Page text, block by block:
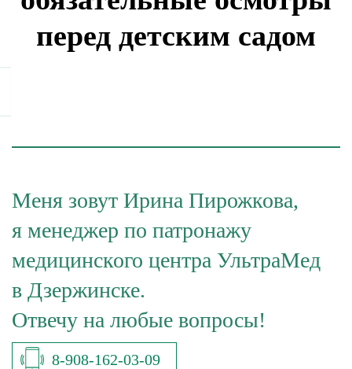
перед детским садом
Меня зовут Ирина Пирожкова,
я менеджер по патронажу
медицинского центра УльтраМед
в Дзержинске.
Отвечу на любые вопросы!
8-908-162-03-09